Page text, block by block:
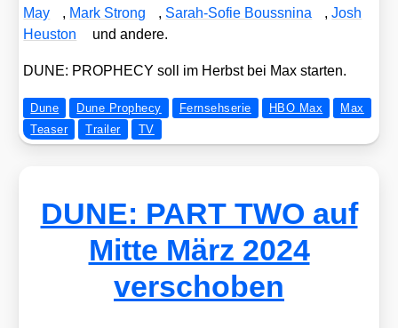
May
, Mark Strong , Sarah-Sofie Bouss­ni­na ,Josh
Heu­s­ton
und ande­re.
DUNE: PROPHECY soll im Herbst bei Max star­ten.
Dune Dune Prophecy Fernsehserie HBO Max
Max
Teaser
Trailer TV
DUNE: PART TWO auf
Mitte März 2024
verschoben